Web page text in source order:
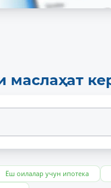
маслаҳат
Ёш оилалар учун ипотека